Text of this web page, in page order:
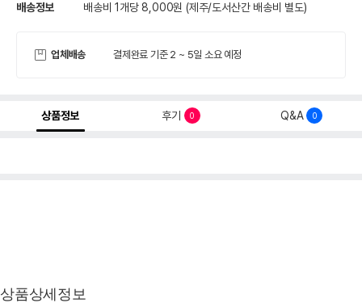
배송정보 배송비 1개당 8,000원 (제주/도서산간 배송비 별도)
업체배송 결제완료 기준 2 ~ 5일 소요 예정
상품정보 후기 0 Q&A 0
상품상세정보